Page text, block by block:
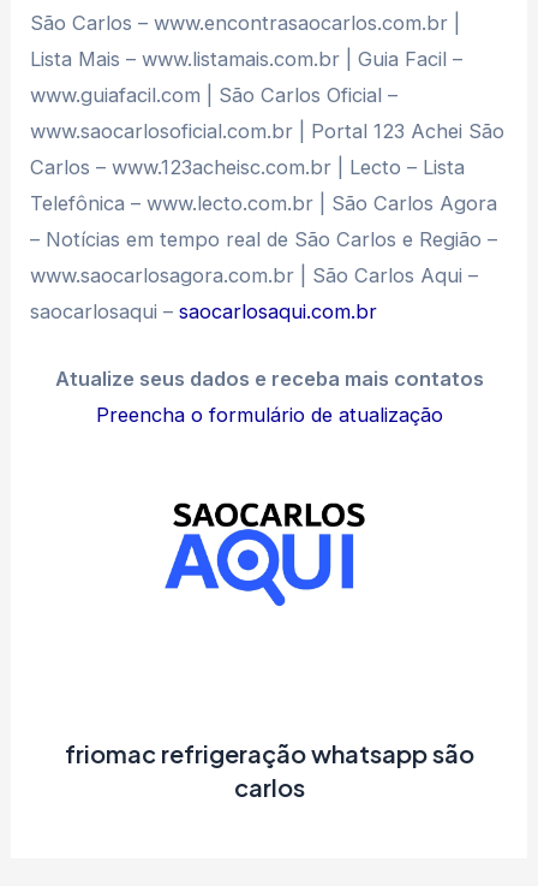
São Carlos – www.encontrasaocarlos.com.br |
Lista Mais – www.listamais.com.br | Guia Facil –
www.guiafacil.com | São Carlos Oficial –
www.saocarlosoficial.com.br | Portal 123 Achei São
Carlos – www.123acheisc.com.br | Lecto – Lista
Telefônica – www.lecto.com.br | São Carlos Agora
– Notícias em tempo real de São Carlos e Região –
www.saocarlosagora.com.br | São Carlos Aqui –
saocarlosaqui –saocarlosaqui.com.br
Atualize seus dados e receba mais contatos
Preencha o formulário de atualização
friomac refrigeração whatsapp são
carlos